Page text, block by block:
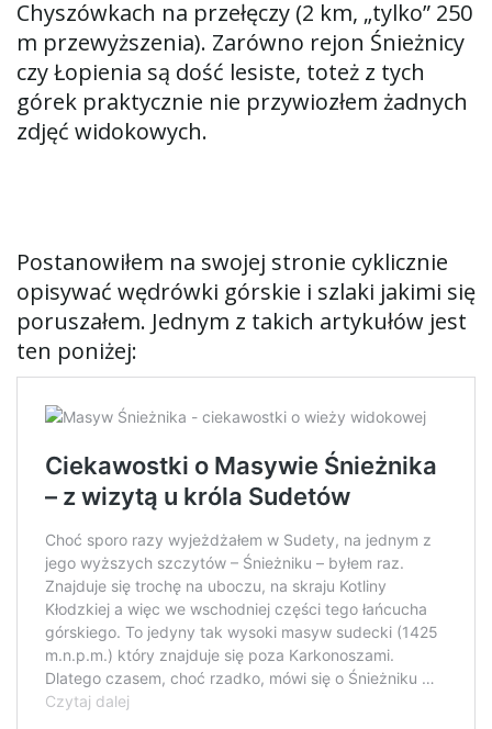
Chyszówkach na przełęczy (2 km, „tylko” 250
m przewyższenia). Zarówno rejon Śnieżnicy
czy Łopienia są dość lesiste, toteż z tych
górek praktycznie nie przywiozłem żadnych
zdjęć widokowych.
Postanowiłem na swojej stronie cyklicznie
opisywać wędrówki górskie i szlaki jakimi się
poruszałem. Jednym z takich artykułów jest
ten poniżej: